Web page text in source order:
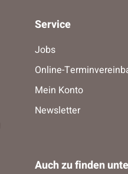
Service
Jobs
Online-
Mein Konto
Newsletter
Auch zu finden